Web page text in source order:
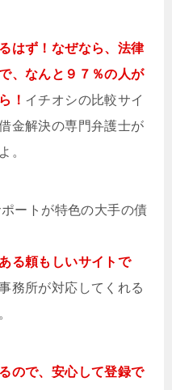
はず！なぜなら、法律
、なんと９７％の人が
！ イチオシの比較サイ
金解決の専門弁護士が
。
ートが特色の大手の債
る頼もしいサイトで
務所が対応してくれる
ので、安心して登録で